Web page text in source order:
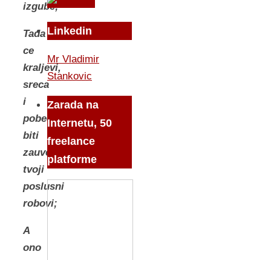
izgube;
Tada
ce
kraljevi,
sreca
i
pobeda
biti
zauvek
tvoji
poslusni
robovi;
A
ono
Linkedin
Mr Vladimir
Stankovic
Zarada na
Internetu, 50
freelance
platforme